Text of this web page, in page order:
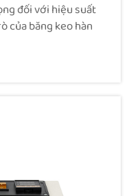
đối với hiệu suất
của băng keo hàn
chống dính và độ
về cơ bản là thành
động đúng cách,